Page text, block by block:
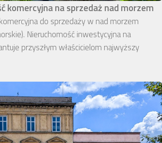
komercyjna na sprzedaż nad morzem
do sprzedaży w nad morzem
Nieruchomość inwestycyjna na
przyszłym właścicielom najwyższy